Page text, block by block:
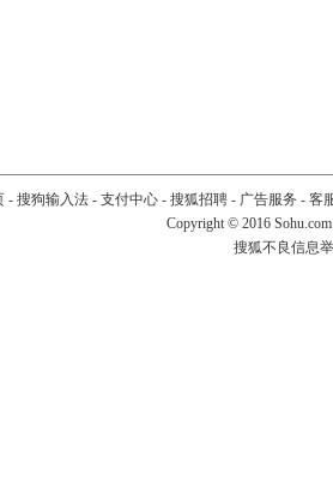
- 搜狗输入法- 支付中心- 搜狐招聘- 广告服务 - 客
Copyright © 2016
搜狐不良信息